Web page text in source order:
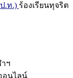
.ท.) ร้องเรียนทุจริต
ฯ
อนไลน์